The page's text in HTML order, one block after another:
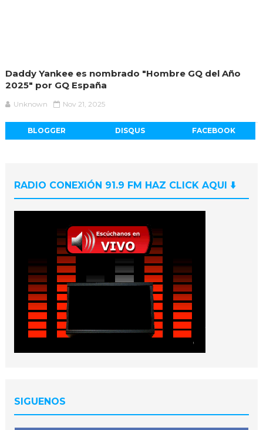
Daddy Yankee es nombrado "Hombre GQ del Año
2025" por GQ España
Unknown Nov 21, 2025
BLOGGER DISQUS FACEBOOK
RADIO CONEXIÓN 91.9 FM HAZ CLICK AQUI ⬇️
SIGUENOS